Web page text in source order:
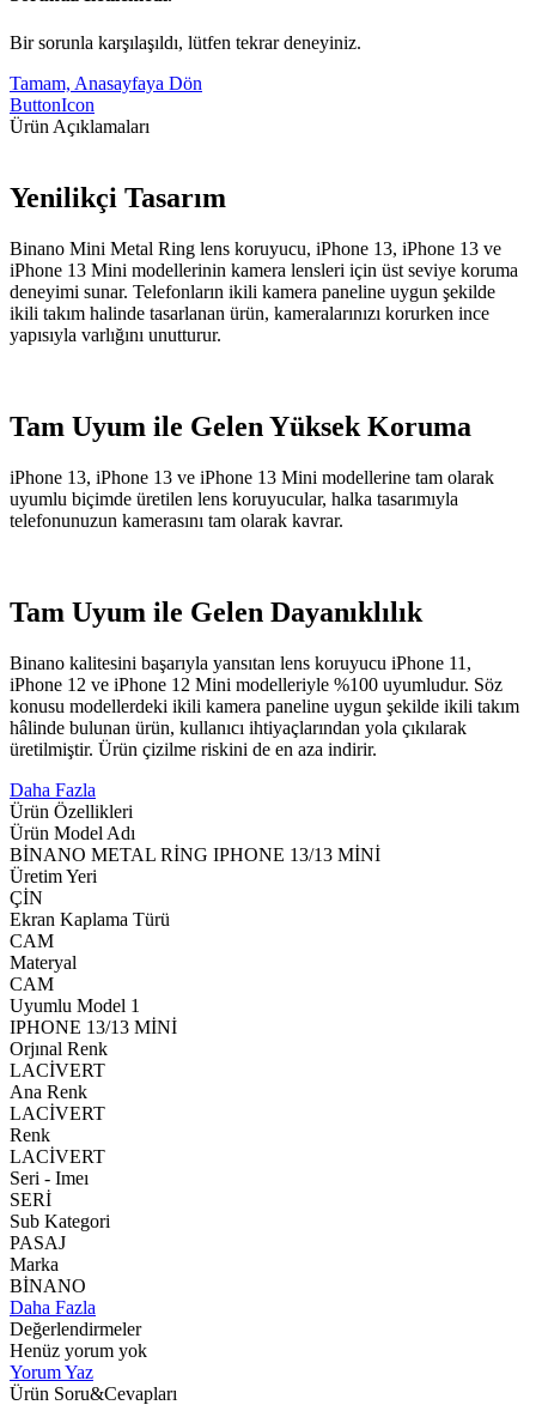
Bir sorunla karşılaşıldı, lütfen tekrar deneyiniz.
Tamam, Anasayfaya Dön
ButtonIcon
Ürün Açıklamaları
Yenilikçi Tasarım
Binano Mini Metal Ring lens koruyucu, iPhone 13, iPhone 13 ve
iPhone 13 Mini modellerinin kamera lensleri için üst seviye koruma
deneyimi sunar. Telefonların ikili kamera paneline uygun şekilde
ikili takım halinde tasarlanan ürün, kameralarınızı korurken ince
yapısıyla varlığını unutturur.
Tam Uyum ile Gelen Yüksek Koruma
iPhone 13, iPhone 13 ve iPhone 13 Mini modellerine tam olarak
uyumlu biçimde üretilen lens koruyucular, halka tasarımıyla
telefonunuzun kamerasını tam olarak kavrar.
Tam Uyum ile Gelen Dayanıklılık
Binano kalitesini başarıyla yansıtan lens koruyucu iPhone 11,
iPhone 12 ve iPhone 12 Mini modelleriyle %100 uyumludur. Söz
konusu modellerdeki ikili kamera paneline uygun şekilde ikili takım
hâlinde bulunan ürün, kullanıcı ihtiyaçlarından yola çıkılarak
üretilmiştir. Ürün çizilme riskini de en aza indirir.
Daha Fazla
Ürün Özellikleri
Ürün Model Adı
BİNANO METAL RİNG IPHONE 13/13 MİNİ
Üretim Yeri
ÇİN
Ekran Kaplama Türü
CAM
Materyal
CAM
Uyumlu Model 1
IPHONE 13/13 MİNİ
Orjınal Renk
LACİVERT
Ana Renk
LACİVERT
Renk
LACİVERT
Seri - Imeı
SERİ
Sub Kategori
PASAJ
Marka
BİNANO
Daha Fazla
Değerlendirmeler
Henüz yorum yok
Yorum Yaz
Ürün Soru&Cevapları